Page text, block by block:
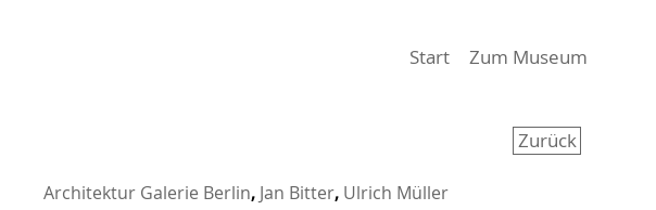
Start(aktiv)
Zum Museum
Zurück
Architektur Galerie Berlin, Jan Bitter, Ulrich Müller